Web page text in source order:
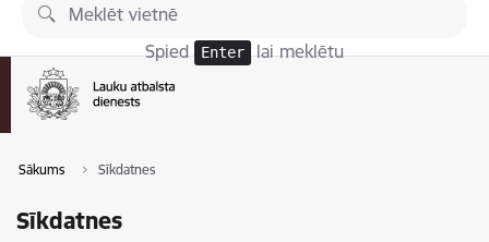
Pāriet uz lapas saturu
Spied Enter lai meklētu
Sākums Sīkdatnes
Sīkdatnes